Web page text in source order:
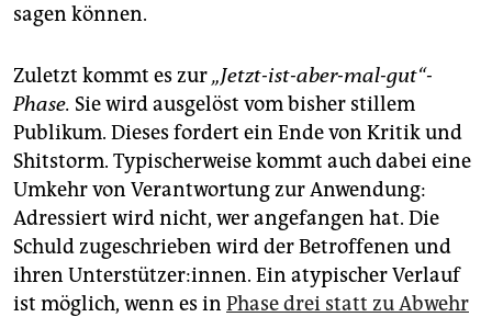
sagen können.
Zuletzt kommt es zur„Jetzt-ist-aber-mal-gut“-
Phase. Sie wird ausgelöst vom bisher stillem
Publikum. Dieses fordert ein Ende von Kritik und
Shitstorm. Typischerweise kommt auch dabei eine
Umkehr von Verantwortung zur Anwendung:
Adressiert wird nicht, wer angefangen hat. Die
Schuld zugeschrieben wird der Betroffenen und
ihren Unterstützer:innen. Ein atypischer Verlauf
ist möglich, wenn es in Phase drei statt zu Abwehr